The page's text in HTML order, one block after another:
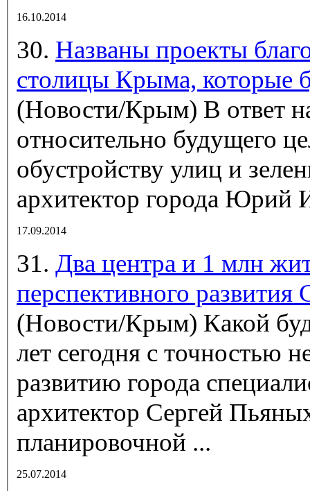
16.10.2014
30. Названы проекты
столицы Крыма, которые
(Новости/Крым) В ответ
относительно будущего
обустройству улиц и
архитектор города Юрий
17.09.2014
31. Два центра и 1 млн
перспективного
(Новости/Крым) Какой
лет сегодня с точностью
развитию города
архитектор Сергей
планировочной ...
25.07.2014